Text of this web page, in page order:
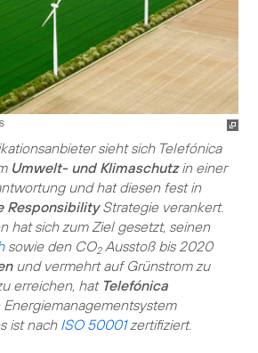
sieht sich Telefónica
Umwelt- und Klimaschutzin einer
und hat diesen fest in
ResponsibilityStrategie verankert.
hat sich zum Ziel gesetzt, seinen
sowie den CO2Ausstoß bis 2020
und vermehrt auf Grünstrom zu
erreichen, hat Telefónica
ist nach ISO 50001zertifiziert.